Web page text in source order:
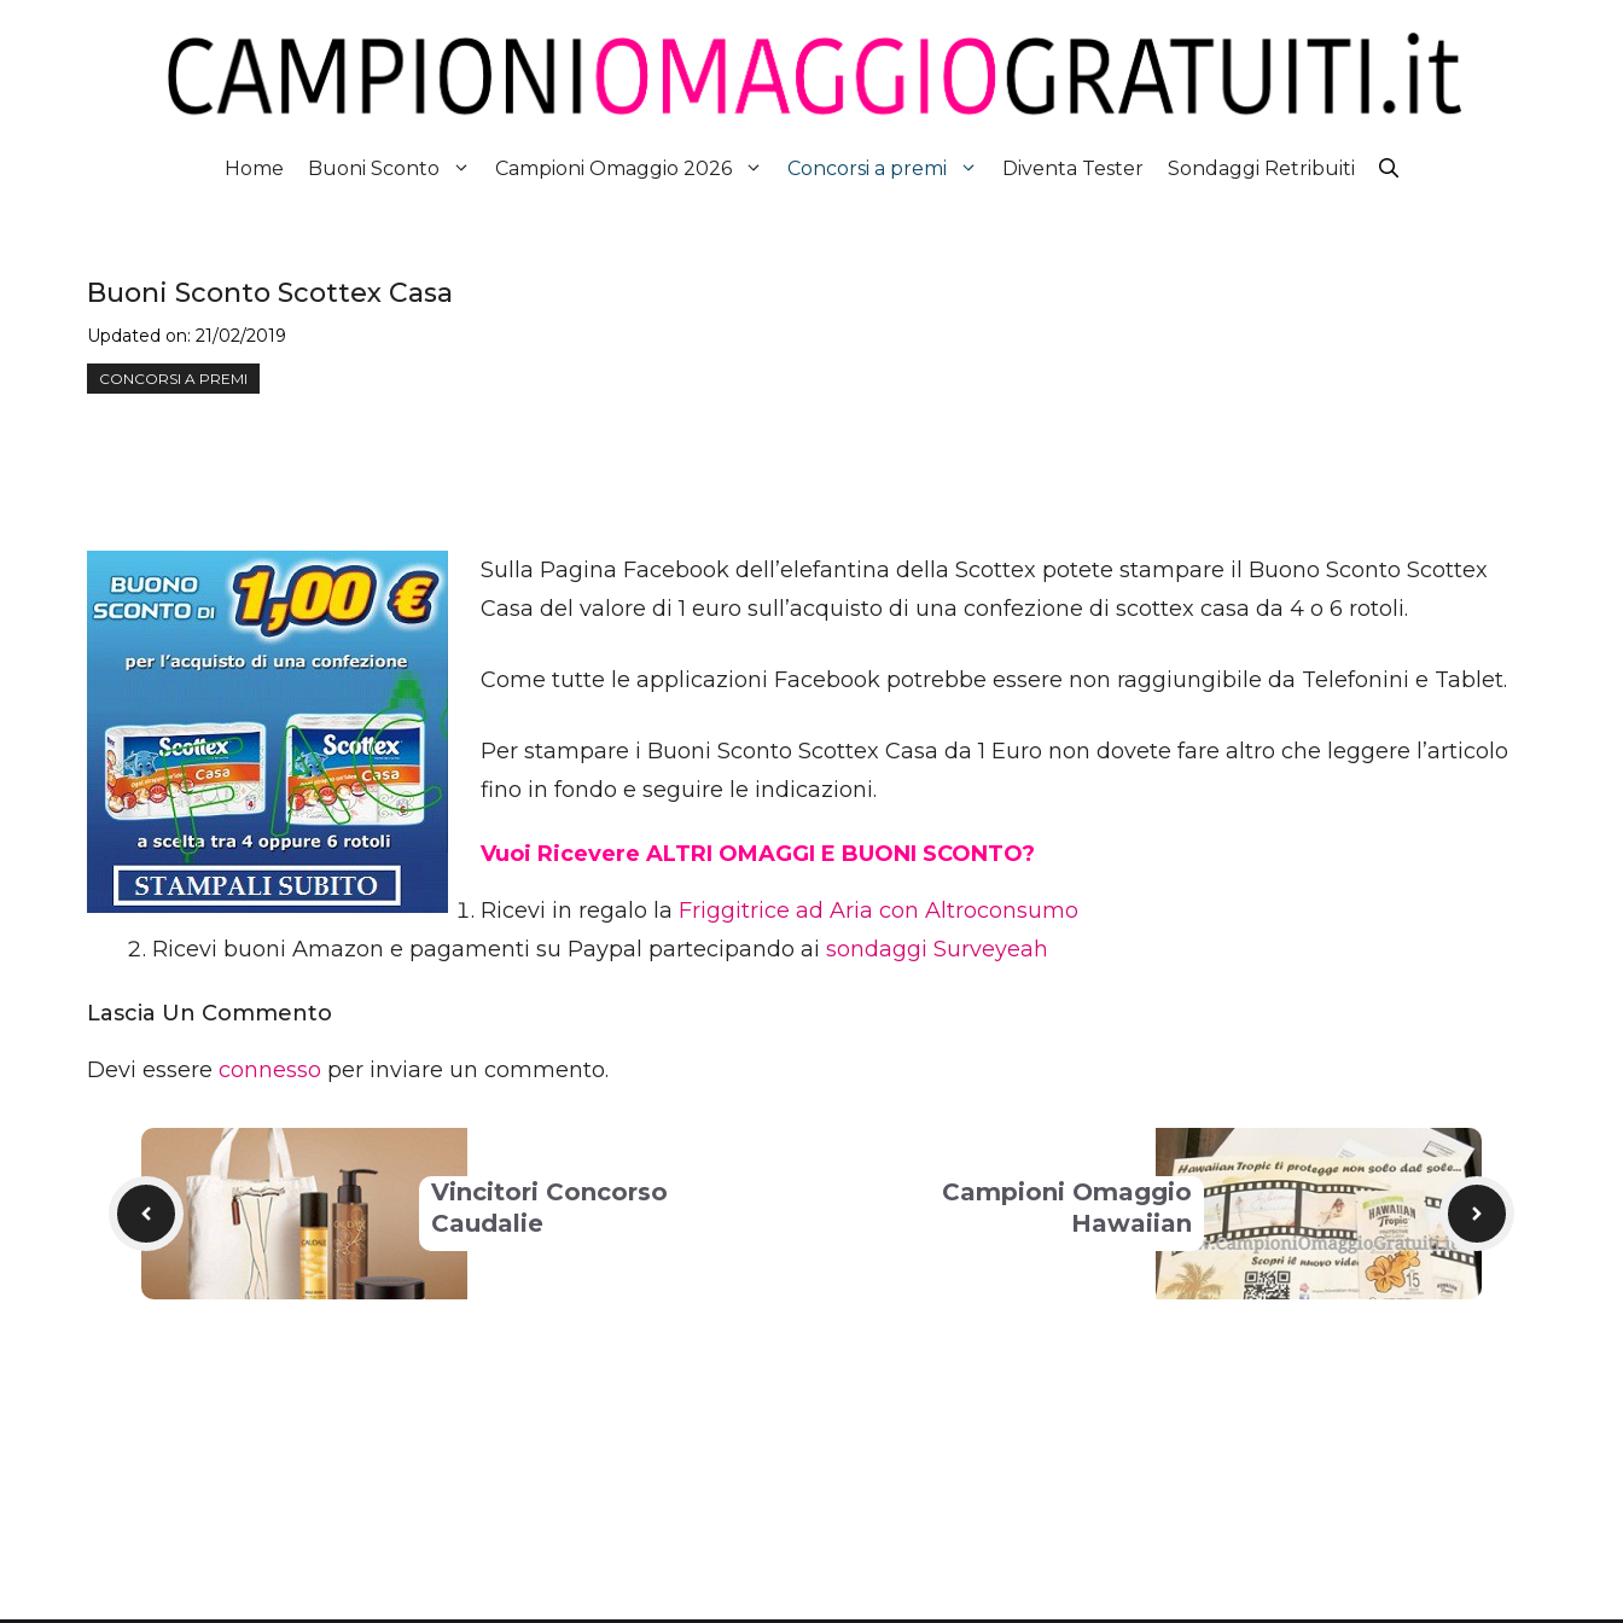
Home Buoni Sconto Campioni Omaggio 2026 Concorsi a premi Diventa Tester Sondaggi Retribuiti
Buoni Sconto Scottex Casa
Updated on: 21/02/2019
CONCORSI A PREMI
Sulla Pagina Facebook dell’elefantina della Scottex potete stampare il Buono Sconto Scottex
Casa del valore di 1 euro sull’acquisto di una confezione di scottex casa da 4 o 6 rotoli.
Come tutte le applicazioni Facebook potrebbe essere non raggiungibile da Telefonini e Tablet.
Per stampare i Buoni Sconto Scottex Casa da 1 Euro non dovete fare altro che leggere l’articolo
fino in fondo e seguire le indicazioni.
Vuoi Ricevere ALTRI OMAGGI E BUONI SCONTO?
Ricevi in regalo la Friggitrice ad Aria con Altroconsumo
Ricevi buoni Amazon e pagamenti su Paypal partecipando ai sondaggi Surveyeah
Lascia Un Commento
Devi essere connesso per inviare un commento.
Vincitori Concorso
Caudalie
Campioni Omaggio
Hawaiian